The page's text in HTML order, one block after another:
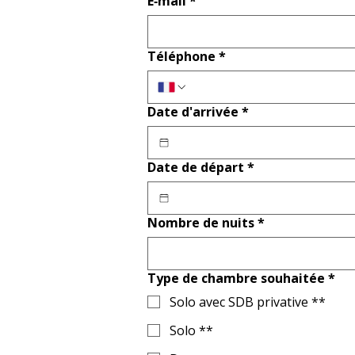
Téléphone *
Date d'arrivée *
Date de départ *
Nombre de nuits*
Type de chambre souhaitée *
Solo avec SDB privative **
Solo **